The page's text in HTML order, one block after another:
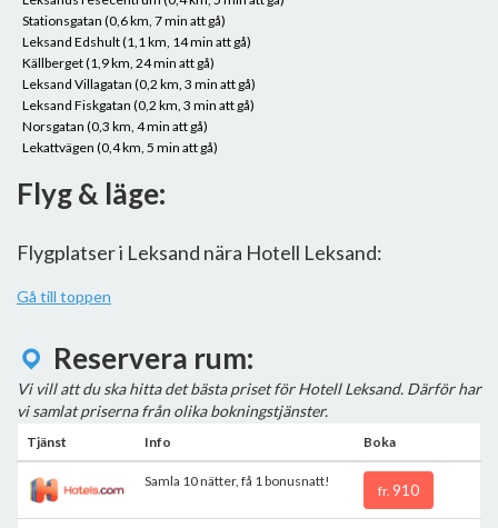
Stationsgatan (0,6 km, 7 min att gå)
Leksand Edshult (1,1 km, 14 min att gå)
Källberget (1,9 km, 24 min att gå)
Leksand Villagatan (0,2 km, 3 min att gå)
Leksand Fiskgatan (0,2 km, 3 min att gå)
Norsgatan (0,3 km, 4 min att gå)
Lekattvägen (0,4 km, 5 min att gå)
Flyg & läge:
Flygplatser i Leksand nära Hotell Leksand:
Gå till toppen
Reservera rum:
Vi vill att du ska hitta det bästa priset för Hotell Leksand. Därför har
vi samlat priserna från olika bokningstjänster.
Tjänst Info Boka
Samla 10 nätter, få 1 bonusnatt!
fr. 910